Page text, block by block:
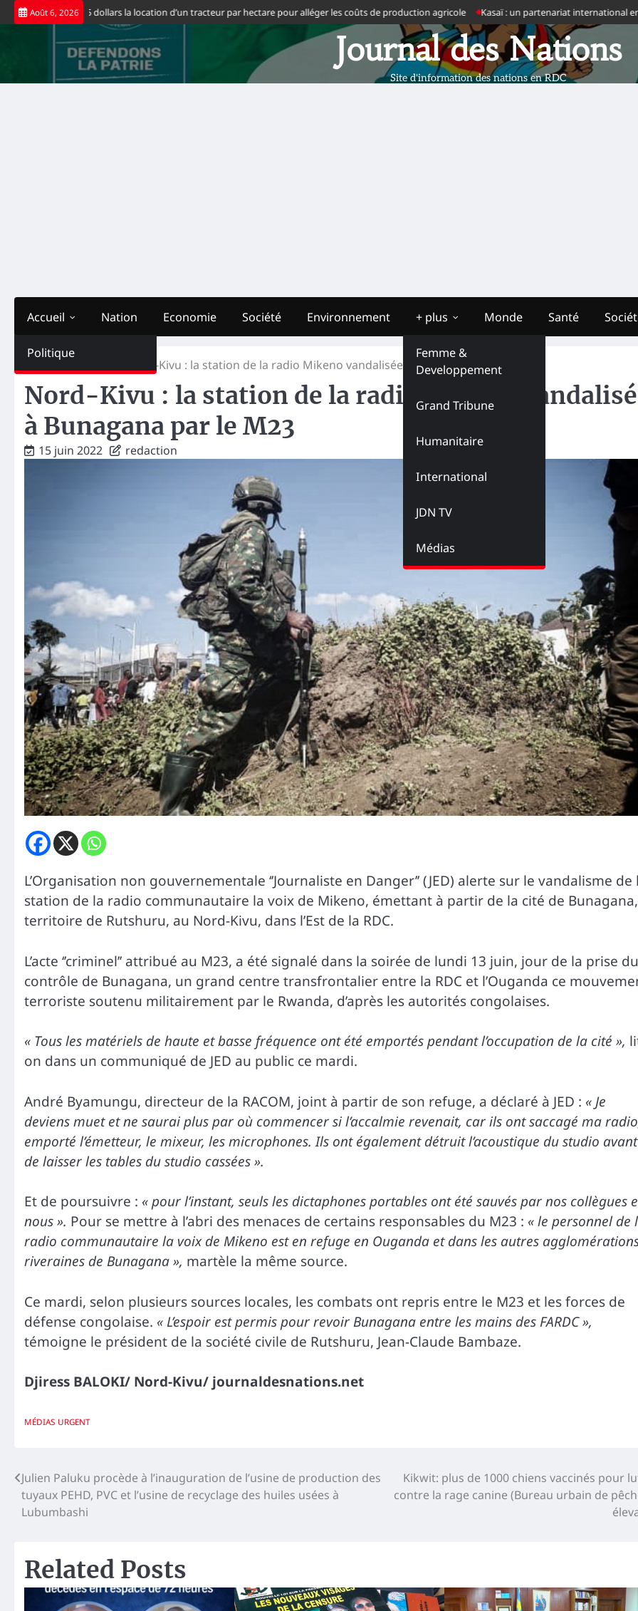
Skip
to
Août 6, 2026
fixe à 65 dollars la location d’un tracteur par hectare pour alléger les coûts de production agricole Kasaï : un partenariat international en
Journal des Nations
Site d'information des nations en RDC
Accueil
Politique
Nation Economie Société Environnement + plus
Femme &
Developpement
Grand Tribune
Humanitaire
International
JDN TV
Médias
Monde Santé
Nord-Kivu : la station de la radio Mikeno vandalisée à Bunagana par le M23
Nord-Kivu : la station de la radio Mikeno
à Bunagana par le M23
15 juin 2022 redaction
L’Organisation non gouvernementale ‘’Journaliste en Danger’’ (JED) alerte sur le vandalisme de
station de la radio communautaire la voix de Mikeno, émettant à partir de la cité de Bunagana,
territoire de Rutshuru, au Nord-Kivu, dans l’Est de la RDC.
L’acte ‘’criminel’’ attribué au M23, a été signalé dans la soirée de lundi 13 juin, jour de la prise du
contrôle de Bunagana, un grand centre transfrontalier entre la RDC et l’Ouganda ce
terroriste soutenu militairement par le Rwanda, d’après les autorités congolaises.
« Tous les matériels de haute et basse fréquence ont été emportés pendant l’occupation de la cité »,
on dans un communiqué de JED au public ce mardi.
André Byamungu, directeur de la RACOM, joint à partir de son refuge, a déclaré à JED : « Je
deviens muet et ne saurai plus par où commencer si l’accalmie revenait, car ils ont saccagé ma
emporté l’émetteur, le mixeur, les microphones. Ils ont également détruit l’acoustique du studio avant
de laisser les tables du studio cassées ».
Et de poursuivre : « pour l’instant, seuls les dictaphones portables ont été sauvés par nos collègues
nous ». Pour se mettre à l’abri des menaces de certains responsables du M23 : « le personnel de
radio communautaire la voix de Mikeno est en refuge en Ouganda et dans les autres
riveraines de Bunagana », martèle la même source.
Ce mardi, selon plusieurs sources locales, les combats ont repris entre le M23 et les forces de
défense congolaise. « L’espoir est permis pour revoir Bunagana entre les mains des FARDC »,
témoigne le président de la société civile de Rutshuru, Jean-Claude Bambaze.
Djiress BALOKI/ Nord-Kivu/ journaldesnations.net
MÉDIAS URGENT
Navigation
de
Julien Paluku procède à l’inauguration de l’usine de production des
tuyaux PEHD, PVC et l’usine de recyclage des huiles usées à
Lubumbashi
Kikwit: plus de 1000 chiens vaccinés pour
contre la rage canine (Bureau urbain de
Related Posts